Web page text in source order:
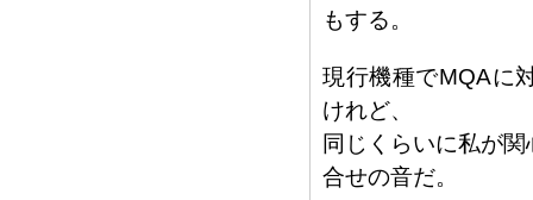
もする。
現行機種でMQAに
けれど、
同じくらいに私が
合せの音だ。